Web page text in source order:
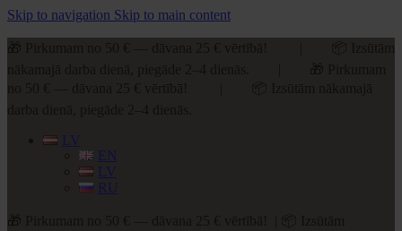
Skip to navigation Skip to main content
LV
EN
LV
RU